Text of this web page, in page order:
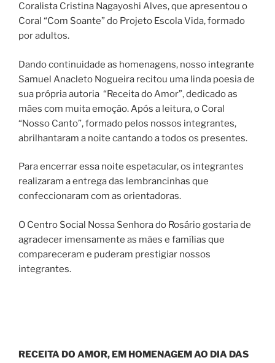
Coralista Cristina Nagayoshi Alves, que apresentou o
Coral “Com Soante” do Projeto Escola Vida, formado
por adultos.
Dando continuidade as homenagens, nosso integrante
Samuel Anacleto Nogueira recitou uma linda poesia de
sua própria autoria “Receita do Amor”, dedicado as
mães com muita emoção. Após a leitura, o Coral
“Nosso Canto”, formado pelos nossos integrantes,
abrilhantaram a noite cantando a todos os presentes.
Para encerrar essa noite espetacular, os integrantes
realizaram a entrega das lembrancinhas que
confeccionaram com as orientadoras.
O Centro Social Nossa Senhora do Rosário gostaria de
agradecer imensamente as mães e famílias que
compareceram e puderam prestigiar nossos
integrantes.
RECEITA DO AMOR, EM HOMENAGEM AO DIA DAS